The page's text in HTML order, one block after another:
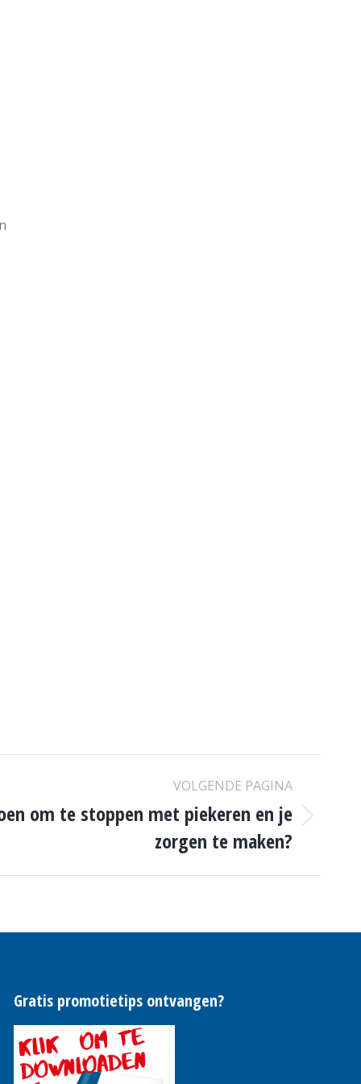
VOLGENDE PAGINA
om te stoppen met piekeren en je
zorgen te maken?
Gratis promotietips ontvangen?